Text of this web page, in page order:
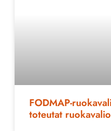
FODMAP-
toteutat